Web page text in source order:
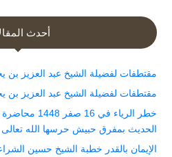
أحدث
مقتطفات لفضيلة الشيخ عبد العزيز بن
مقتطفات لفضيلة الشيخ عبد العزيز بن
خطر الرياء في
الحديث بمفرق حبيش حرسها الله تعالى